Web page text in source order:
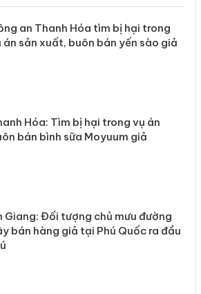
Lào Cai xử lý 83 vụ vi phạm thương
mại trong tháng 7
Hưng Yên: Xử lý 6 hộ kinh doanh bán
hàng giả mạo nhãn hiệu Adidas, Nike
Cà Mau: Tiêu hủy công khai hàng
ngàn sản phẩm nhập lậu, bảo vệ môi
trường kinh doanh